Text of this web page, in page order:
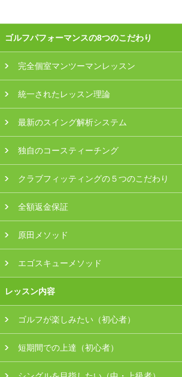
ゴルフパフォーマンスの8つのこだわり
完全個室マンツーマンレッスン
統一されたレッスン理論
最新のスイング解析システム
独自のコースティーチング
クラブフィッティングの５つのこだわり
全額返金保証
原田メソッド
エゴスキューメソッド
レッスン内容
ゴルフが楽しみたい（初心者）
短期間での上達（初心者）